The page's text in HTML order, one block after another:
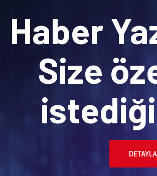
Haber
Size